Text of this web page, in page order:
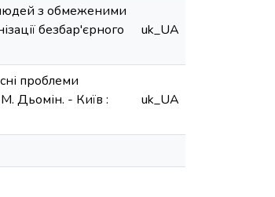
людей з обмеженими
безбар'єрного
uk_UA
проблеми
М. Дьомін. - Київ :
uk_UA